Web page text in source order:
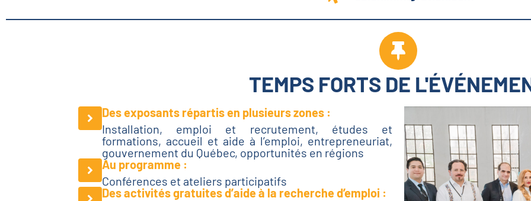
TEMPS FORTS DE
Des exposants répartis en plusieurs zones :
Installation, emploi et recrutement, études et
formations, accueil et aide à l’emploi, entrepreneuriat,
gouvernement du Québec, opportunités en régions
Au programme :
Conférences et ateliers participatifs
Des activités gratuites d’aide à la recherche d’emploi :